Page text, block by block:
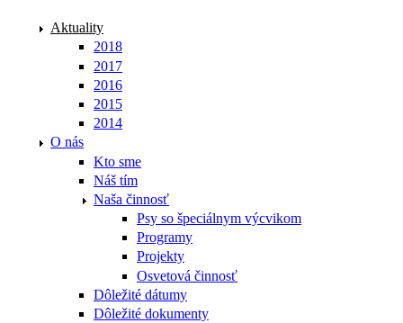
Aktuality
2018
2017
2016
2015
2014
O nás
Kto sme
Náš tím
Naša činnosť
Psy so špeciálnym výcvikom
Programy
Projekty
Osvetová činnosť
Dôležité dátumy
Dôležité dokumenty